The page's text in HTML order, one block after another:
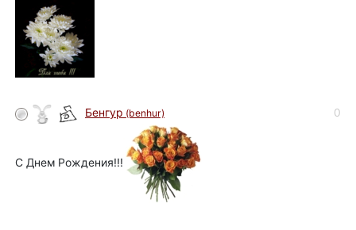
Бенгур (benhur) 0
С Днем Рождения!!!